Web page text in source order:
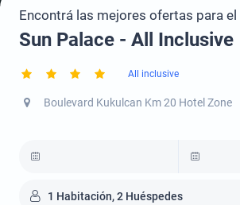
Encontrá las mejores ofertas para el
Sun Palace - All Inclusive
All inclusive
Boulevard Kukulcan Km 20 Hotel Zone
1 Habitación, 2 Huéspedes